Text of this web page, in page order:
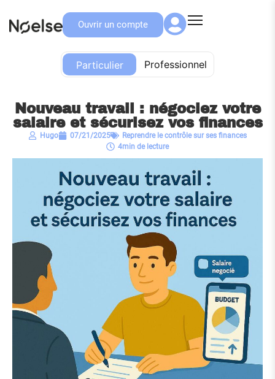
Ouvrir un compte
Particulier Professionnel
Particulier
Nouveau travail : négociez votre
salaire et sécurisez vos finances
Hugo 07/21/2025
Reprendre le contrôle sur ses finances
4min de lecture